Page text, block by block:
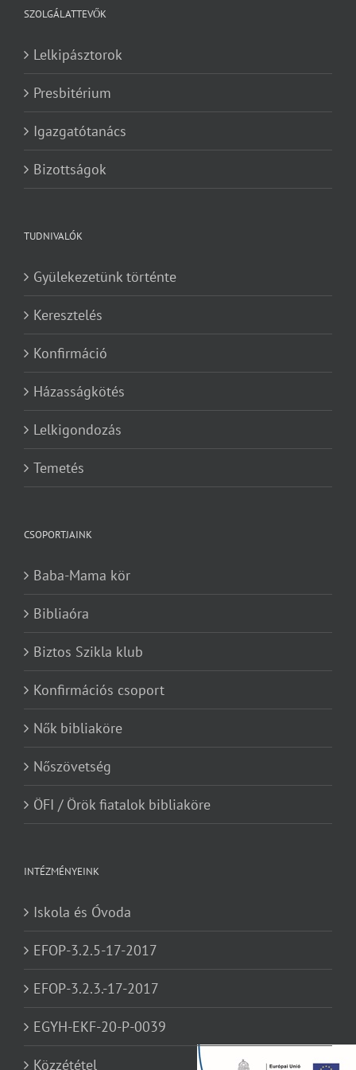
SZOLGÁLATTEVŐK
Lelkipásztorok
Presbitérium
Igazgatótanács
Bizottságok
TUDNIVALÓK
Gyülekezetünk történte
Keresztelés
Konfirmáció
Házasságkötés
Lelkigondozás
Temetés
CSOPORTJAINK
Baba-Mama kör
Bibliaóra
Biztos Szikla klub
Konfirmációs csoport
Nők bibliaköre
Nőszövetség
ÖFI / Örök fiatalok bibliaköre
INTÉZMÉNYEINK
Iskola és Óvoda
EFOP-3.2.5-17-2017
EFOP-3.2.3.-17-2017
EGYH-EKF-20-P-0039
Közzététel